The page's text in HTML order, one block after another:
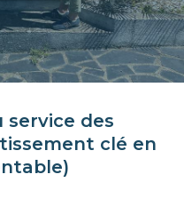
service des
clé en